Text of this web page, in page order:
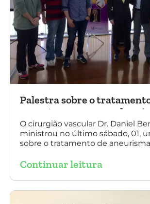
Palestra sobre o
aneurismas com a
multilayer, em Porto Alegre
O cirurgião vascular Dr. Daniel
ministrou no último sábado, 01,
sobre o tratamento de
foto, Dr. Daniel Benitti (ao centro)
Angiologia e Cirurgia Vascular do
do Sul.
Continuar leitura